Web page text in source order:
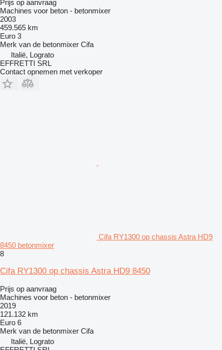
Prijs op aanvraag
Machines voor beton - betonmixer
2003
459.565 km
Euro 3
Merk van de betonmixer Cifa
Italië, Lograto
EFFRETTI SRL
Contact opnemen met verkoper
Cifa RY1300 op chassis Astra HD9
8450 betonmixer
8
Cifa RY1300 op chassis Astra HD9 8450
Prijs op aanvraag
Machines voor beton - betonmixer
2019
121.132 km
Euro 6
Merk van de betonmixer Cifa
Italië, Lograto